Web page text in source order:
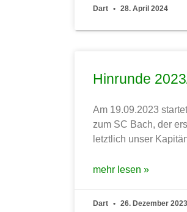
Dart 28. April 2024
Hinrunde
Am 19.09.2023
zum SC Bach, der
letztlich unser
mehr lesen »
Dart 26. Dezember 2023